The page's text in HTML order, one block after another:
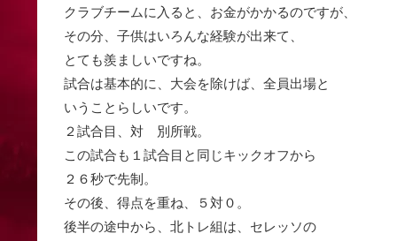
クラブチームに入ると、お金がかかるのですが、
その分、子供はいろんな経験が出来て、
とても羨ましいですね。
試合は基本的に、大会を除けば、全員出場と
いうことらしいです。
２試合目、対 別所戦。
この試合も１試合目と同じキックオフから
２６秒で先制。
その後、得点を重ね、５対０。
後半の途中から、北トレ組は、セレッソの